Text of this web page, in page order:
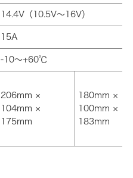
14.4V（10.5V～16V）
15A
-10～+60℃
206mm ×
104mm ×
175mm
180mm ×
100mm ×
183mm